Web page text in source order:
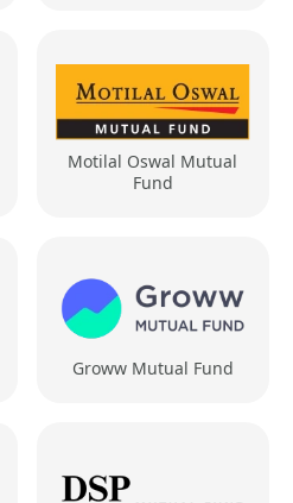
Motilal Oswal Mutual
Fund
Groww Mutual Fund